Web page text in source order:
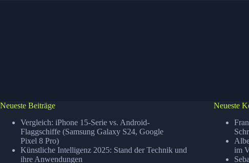
Neueste Beiträge
Vergleich: iPhone 15-Serie vs. Android-
Flaggschiffe (Samsung Galaxy S24, Google
Pixel 8 Pro)
Künstliche Intelligenz 2025: Stand der Technik und
ihre Anwendungen
Neueste
im